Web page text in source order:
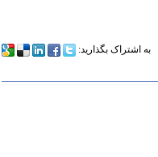
به اشتراک بگذارید: